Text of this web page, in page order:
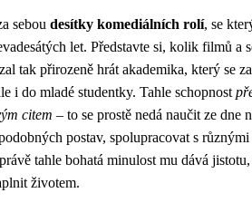
sebou desítky komediálních rolí, se
let. Představte si, kolik filmů a
tak přirozeně hrát akademika, který se
i do mladé studentky. Tahle schopnost
citem – to se prostě nedá naučit ze dne
postav, spolupracovat s různými
tahle bohatá minulost mu dává
životem.